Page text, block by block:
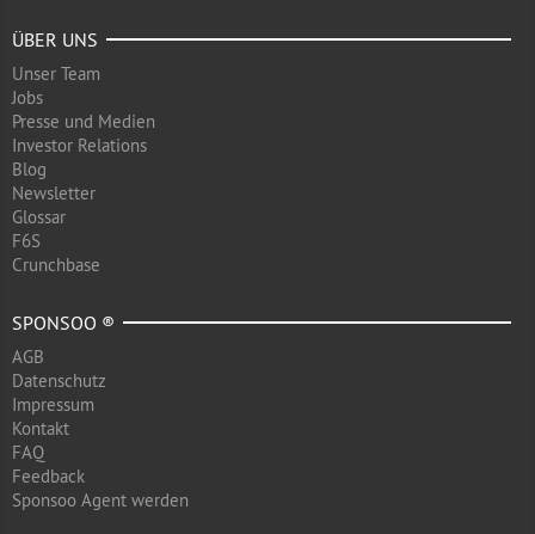
ÜBER UNS
Unser Team
Jobs
Presse und Medien
Investor Relations
Blog
Newsletter
Glossar
F6S
Crunchbase
SPONSOO ®
AGB
Datenschutz
Impressum
Kontakt
FAQ
Feedback
Sponsoo Agent werden